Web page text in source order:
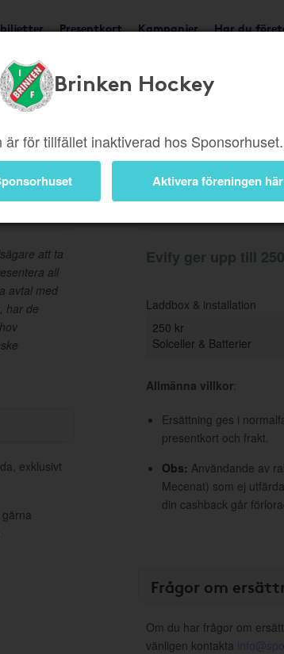
Presentkort Kampanjer Har du
Brinken Hockey
är för tillfället inaktiverad hos Sponsorhuset.
Aktivera föreningen här
Ger upp till 250 kr
att ta
all
avtal med
har de
exklusivt
Evify ger upp till
Laddbox & installation
250 kr
Solceller & Batterier
Allmänna villkor:
Ersättning ges i
presentkort och frakt.
Obs: Användande av
Mecenat) som ej
din cashback går
Frågor om
Om du har frågor om
vänligen kontakta